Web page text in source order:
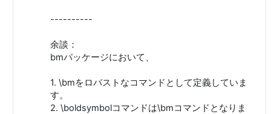
----------
余談：
bmパッケージにおいて、
1. \bmをロバストなコマンドとして定義していま
す。
2. \boldsymbolコマンドは\bmコマンドとなりま